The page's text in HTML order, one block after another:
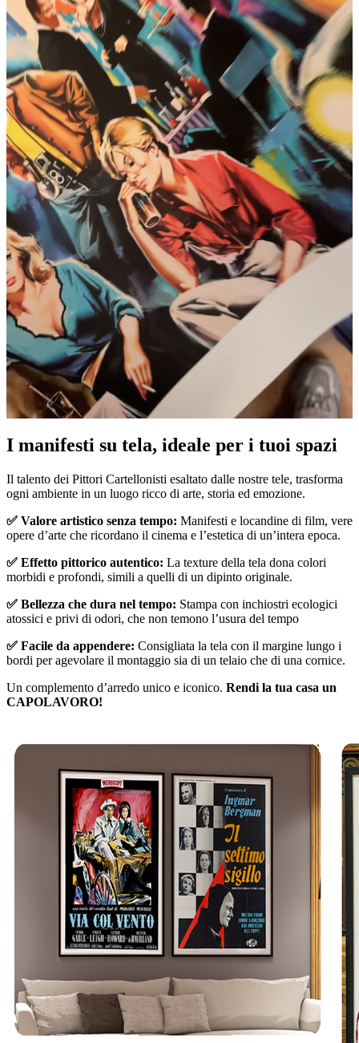
I manifesti su tela, ideale per i tuoi spazi
Il talento dei Pittori Cartellonisti esaltato dalle nostre tele, trasforma
ogni ambiente in un luogo ricco di arte, storia ed emozione.
✅ Valore artistico senza tempo: Manifesti e locandine di film, vere
opere d’arte che ricordano il cinema e l’estetica di un’intera epoca.
✅ Effetto pittorico autentico: La texture della tela dona colori
morbidi e profondi, simili a quelli di un dipinto originale.
✅ Bellezza che dura nel tempo: Stampa con inchiostri ecologici
atossici e privi di odori, che non temono l’usura del tempo
✅ Facile da appendere: Consigliata la tela con il margine lungo i
bordi per agevolare il montaggio sia di un telaio che di una cornice.
Un complemento d’arredo unico e iconico. Rendi la tua casa un
CAPOLAVORO!